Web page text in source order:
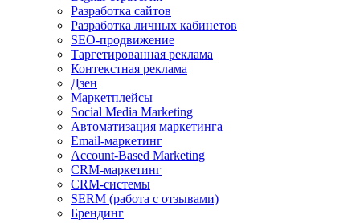
Разработка сайтов
Разработка личных кабинетов
SEO-продвижение
Таргетированная реклама
Контекстная реклама
Дзен
Маркетплейсы
Social Media Marketing
Автоматизация маркетинга
Email-маркетинг
Account-Based Marketing
CRM-маркетинг
CRM-системы
SERM (работа с отзывами)
Брендинг